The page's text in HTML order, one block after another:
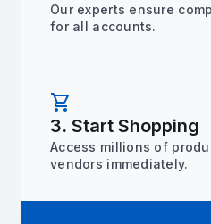
Our experts ensure
for all accounts.
shopping_cart
3. Start Shopping
Access millions of
vendors immediately.